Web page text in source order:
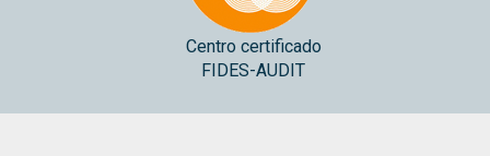
Centro certificado
FIDES-AUDIT